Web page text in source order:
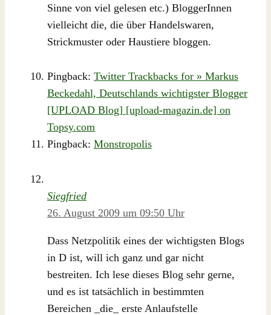
Sinne von viel gelesen etc.) BloggerInnen
vielleicht die, die über Handelswaren,
Strickmuster oder Haustiere bloggen.
Pingback: Twitter Trackbacks for » Markus
Beckedahl, Deutschlands wichtigster Blogger
[UPLOAD Blog] [upload-magazin.de] on
Topsy.com
Pingback: Monstropolis
Siegfried
26. August 2009 um 09:50 Uhr
Dass Netzpolitik eines der wichtigsten Blogs
in D ist, will ich ganz und gar nicht
bestreiten. Ich lese dieses Blog sehr gerne,
und es ist tatsächlich in bestimmten
Bereichen _die_ erste Anlaufstelle